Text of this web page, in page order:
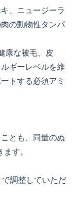
、ニュージーラ
の動物性タンパ
康な被毛、皮
ギーレベルを維
トする必須アミ
とも、同量のぬ
す。
調整していただ